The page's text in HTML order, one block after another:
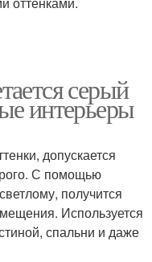
серый
интерьеры
допускается
С помощью
получится
Используется
спальни и даже